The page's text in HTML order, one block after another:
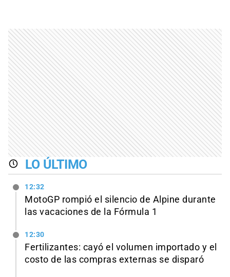
LO ÚLTIMO
12:32
MotoGP rompió el silencio de Alpine durante
las vacaciones de la Fórmula 1
12:30
Fertilizantes: cayó el volumen importado y el
costo de las compras externas se disparó